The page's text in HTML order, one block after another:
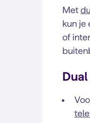
Met
kun je
of